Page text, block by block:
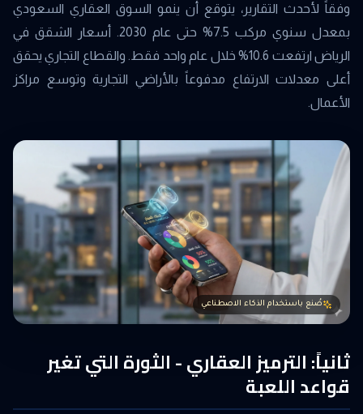
وفقاً لأحدث التقارير، يتوقع أن ينمو السوق العقاري السعودي
بمعدل سنوي مركب 7.5% حتى عام 2030. أسعار الشقق في
الرياض ارتفعت 10.6% خلال عام واحد فقط. والقطاع التجاري يحقق
أعلى معدلات الارتفاع مدفوعاً بالأراضي التجارية وتوسع مراكز
الأعمال.
صُنع باستخدام الذكاء الاصطناعي
ثانياً: الترميز العقاري - الثورة التي تغير
قواعد اللعبة